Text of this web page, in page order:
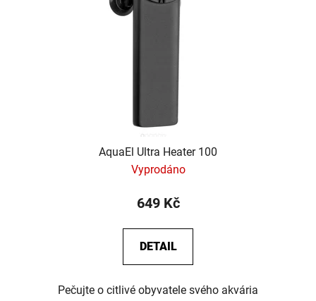
AquaEl Ultra Heater 100
Vyprodáno
649 Kč
DETAIL
Pečujte o citlivé obyvatele svého akvária